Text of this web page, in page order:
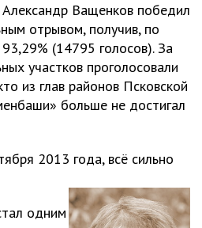
Ващенков победил
отрывом, получив, по
(14795 голосов). За
участков проголосовали
из глав районов Псковской
больше не достигал
2013 года, всё сильно
одним